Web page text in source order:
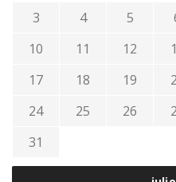
3
4 5
10
11 12
17
18 19
24
25 26
31